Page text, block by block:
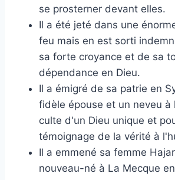
se prosterner devant elles.
Il a été jeté dans une
feu mais en est sorti
sa forte croyance et de sa
dépendance en Dieu.
Il a émigré de sa patrie en
fidèle épouse et un neveu à
culte d'un Dieu unique et
témoignage de la vérité à
Il a emmené sa femme
nouveau-né à La Mecque